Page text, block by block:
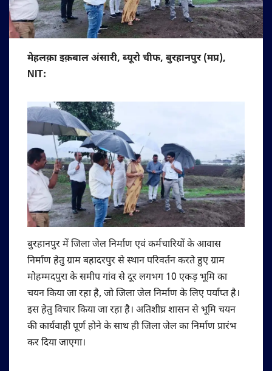
मेहलक़ा इक़बाल अंसारी, ब्यूरो चीफ, बुरहानपुर (मप्र),
NIT:
बुरहानपुर में जिला जेल निर्माण एवं कर्मचारियों के आवास
निर्माण हेतु ग्राम बहादरपुर से स्थान परिवर्तन करते हुए ग्राम
मोहम्मदपुरा के समीप गांव से दूर लगभग 10 एकड़ भूमि का
चयन किया जा रहा है, जो जिला जेल निर्माण के लिए पर्याप्त है।
इस हेतु विचार किया जा रहा है। अतिशीघ्र शासन से भूमि चयन
की कार्यवाही पूर्ण होने के साथ ही जिला जेल का निर्माण प्रारंभ
कर दिया जाएगा।